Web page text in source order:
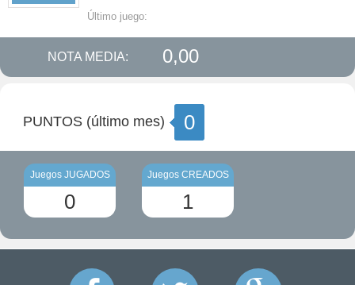
Último juego:
NOTA MEDIA: 0,00
PUNTOS (último mes) 0
Juegos JUGADOS
0
Juegos CREADOS
1